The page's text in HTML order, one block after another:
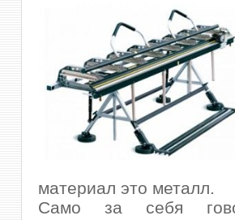
материал это металл.
Само за себя